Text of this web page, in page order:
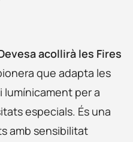
acollirà les Fires
que adapta les
per a
especials. És una
amb sensibilitat